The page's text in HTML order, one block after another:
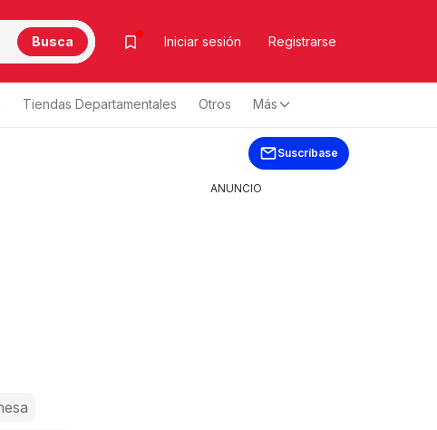
Busca Iniciar sesión Registrarse
Tiendas Departamentales Otros Más
Suscríbase
ANUNCIO